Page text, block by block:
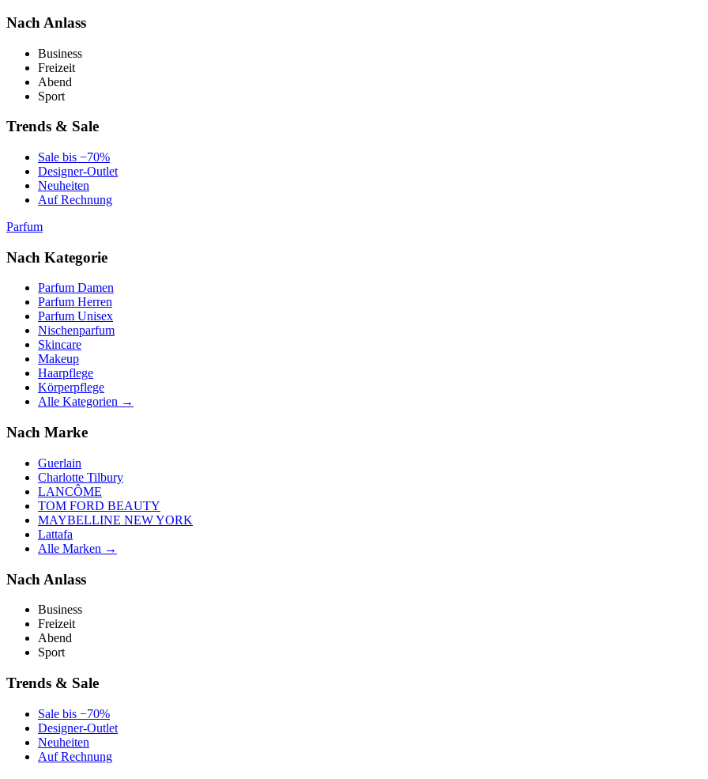
Nach Anlass
Business
Freizeit
Abend
Sport
Trends & Sale
Sale bis −70%
Designer-Outlet
Neuheiten
Auf Rechnung
Parfum
Nach Kategorie
Parfum Damen
Parfum Herren
Parfum Unisex
Nischenparfum
Skincare
Makeup
Haarpflege
Körperpflege
Alle Kategorien →
Nach Marke
Guerlain
Charlotte Tilbury
LANCÔME
TOM FORD BEAUTY
MAYBELLINE NEW YORK
Lattafa
Alle Marken →
Nach Anlass
Business
Freizeit
Abend
Sport
Trends & Sale
Sale bis −70%
Designer-Outlet
Neuheiten
Auf Rechnung